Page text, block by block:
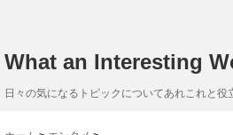
What an Interesting
日々の気になるトピックについてあれこれと役